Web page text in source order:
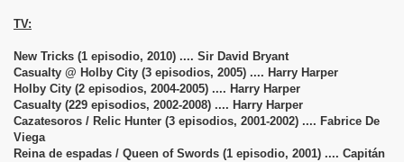
TV:
New Tricks (1 episodio, 2010) .... Sir David Bryant
Casualty @ Holby City (3 episodios, 2005) .... Harry Harper
Holby City (2 episodios, 2004-2005) .... Harry Harper
Casualty (229 episodios, 2002-2008) .... Harry Harper
Cazatesoros / Relic Hunter (3 episodios, 2001-2002) .... Fabrice De
Viega
Reina de espadas / Queen of Swords (1 episodio, 2001) .... Capitán